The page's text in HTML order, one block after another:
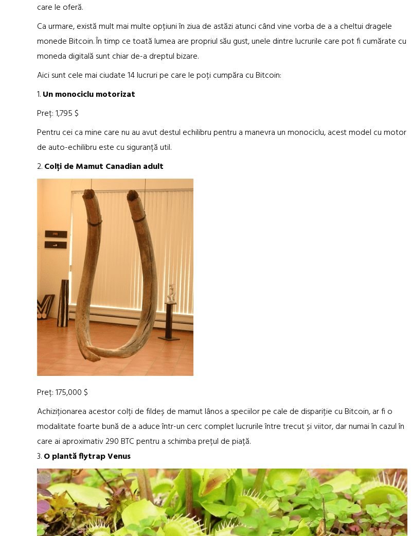
care le oferă.
Ca urmare, există mult mai multe opțiuni în ziua de astăzi atunci când vine vorba de a a cheltui dragele
monede Bitcoin. În timp ce toată lumea are propriul său gust, unele dintre lucrurile care pot fi cumărate cu
moneda digitală sunt chiar de-a dreptul bizare.
Aici sunt cele mai ciudate 14 lucruri pe care le poți cumpăra cu Bitcoin:
1.Un monociclu motorizat
Preț: 1,795 $
Pentru cei ca mine care nu au avut destul echilibru pentru a manevra un monociclu, acest model cu motor
de auto-echilibru este cu siguranță util.
2.Colți de Mamut Canadian adult
Preț: 175,000 $
Achiziționarea acestor colți de fildeș de mamut lânos a speciilor pe cale de dispariție cu Bitcoin, ar fi o
modalitate foarte bună de a aduce într-un cerc complet lucrurile între trecut și viitor, dar numai în cazul în
care ai aproximativ 290 BTC pentru a schimba prețul de piață.
3.O plantă flytrap Venus